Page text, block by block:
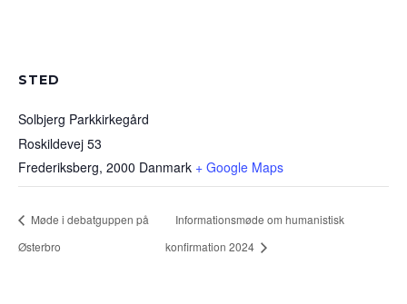
STED
Solbjerg Parkkirkegård
Roskildevej 53
Frederiksberg, 2000 Danmark + Google Maps
Møde i debatguppen på
Østerbro
Informationsmøde om humanistisk
konfirmation 2024